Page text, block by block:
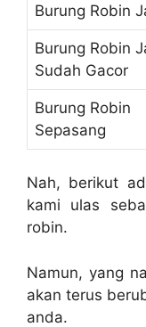
Burung Robin
Burung Robin
Sudah Gacor
Burung Robin
Sepasang
Nah, berikut
kami ulas
robin.
Namun, yang
akan terus
anda.